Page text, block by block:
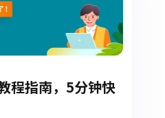
程指南，5分钟快